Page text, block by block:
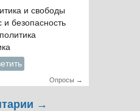
и свободы
и безопасность
Опросы →
→